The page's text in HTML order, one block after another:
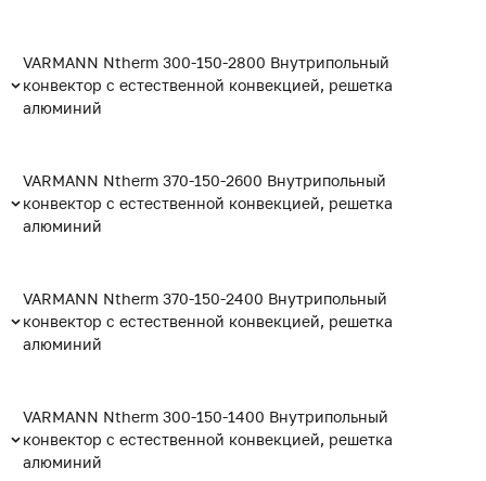
VARMANN Ntherm 300-150-2800 Внутрипольный
конвектор с естественной конвекцией, решетка
алюминий
VARMANN Ntherm 370-150-2600 Внутрипольный
конвектор с естественной конвекцией, решетка
алюминий
VARMANN Ntherm 370-150-2400 Внутрипольный
конвектор с естественной конвекцией, решетка
алюминий
VARMANN Ntherm 300-150-1400 Внутрипольный
конвектор с естественной конвекцией, решетка
алюминий